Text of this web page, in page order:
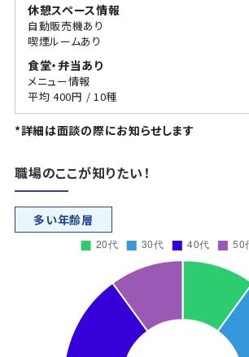
休憩スペース情報
自動販売機あり
喫煙ルームあり
食堂・弁当あり
メニュー情報
平均 400円 / 10種
*詳細は面談の際にお知らせします
職場のここが知りたい！
多い年齢層